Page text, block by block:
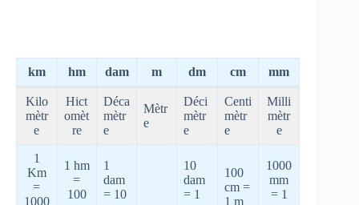
km hm dam m dm cm mm
Kilo
mètr
e
Hict
omèt
re
Déca
mètr
e
Mètr
e
Déci
mètr
e
Centi
mètr
e
Milli
mètr
e
1
Km
=
1000
1 hm
=
100
1
dam
= 10
10
dam
= 1
100
cm =
1 m
1000
mm
= 1